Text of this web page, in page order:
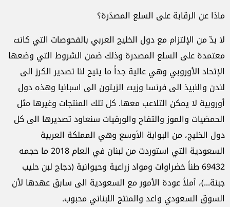
ماذا عن الرقابة على السلع المصدّرة؟
لا بدّ من الإلتزام مع دول الخليج العربي بالفحوصات التي كانت
معتمدة على السلع المصدرة وذلك ضمن الشروط التي وضعها
الإتحاد الأوروبي وهي عالية جداً ما يتيح لنا تصدير الكرز الى
لندن والنبيذ الى فرنسا وزيت الزيتون الى اسبانيا وهذه دول
أوروبية لا يمكن التلاعب معها. كل تلك المنتجات وغيرها مثل
الحمضيات والموز والتفاح والورقيات سنعاود تصديرها الى كل
دول الخليج، من البوابة الأوسع وهي المملكة العربية
السعودية التي استوردت من لبنان في العام 2018 ما حجمه
69432 طناً خضراوات ومواد زراعية وحيوانية (دجاج لبن حليب
جبنة...)، آملاً عودة الأمور مع السعودية الى سابق عهدها لأن
السوق السعودي واعد والمنتج اللبناني محبوب.